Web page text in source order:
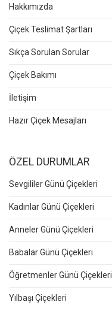
Hakkımızda
Çiçek Teslimat Şartları
Sıkça Sorulan Sorular
Çiçek Bakımı
İletişim
Hazır Çiçek Mesajları
ÖZEL DURUMLAR
Sevgililer Günü Çiçekleri
Kadınlar Günü Çiçekleri
Anneler Günü Çiçekleri
Babalar Günü Çiçekleri
Öğretmenler Günü Çiçekleri
Yılbaşı Çiçekleri